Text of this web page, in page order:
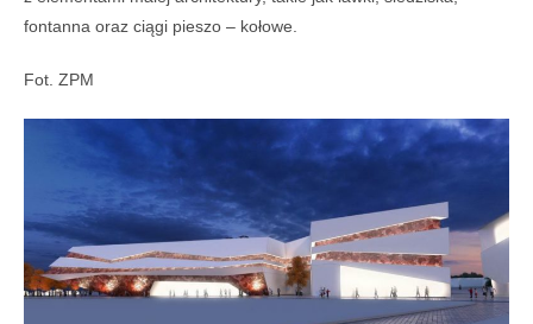
fontanna oraz ciągi pieszo – kołowe.
Fot. ZPM